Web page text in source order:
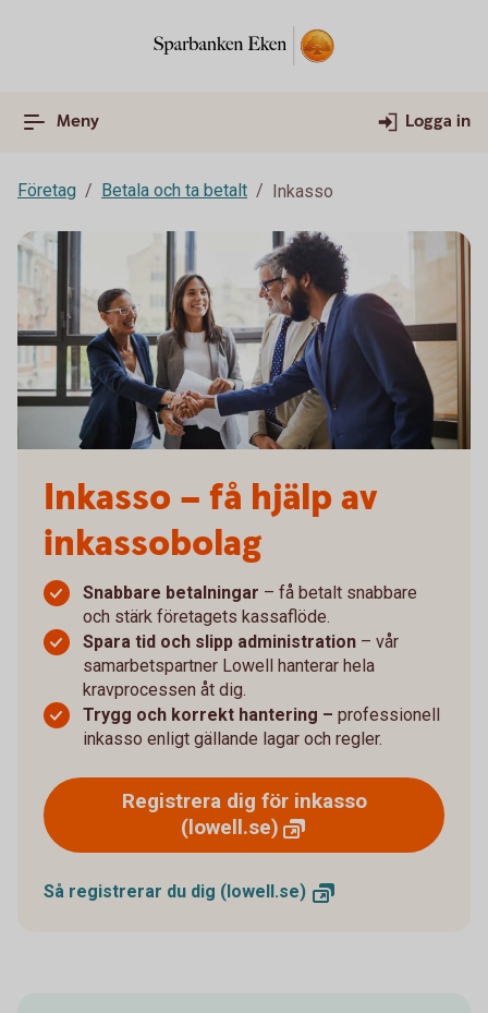
Meny Logga in
Företag Betala och ta betalt Inkasso
Inkasso – få hjälp av
inkassobolag
Snabbare betalningar – få betalt snabbare
och stärk företagets kassaflöde.
Spara tid och slipp administration – vår
samarbetspartner Lowell hanterar hela
kravprocessen åt dig.
Trygg och korrekt hantering – professionell
inkasso enligt gällande lagar och regler.
Registrera dig för inkasso
(lowell.se)
Så registrerar du dig (lowell.se)